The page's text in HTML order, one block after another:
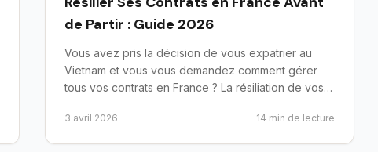
de Partir : Guide 2026
Vous avez pris la décision de vous expatrier au
Vietnam et vous vous demandez comment gérer
tous vos contrats en France ? La résiliation de vos
3 avril 2026 14 min de lecture